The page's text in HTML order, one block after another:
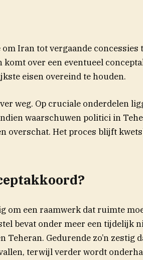
Iran tot vergaande concessies
over een eventueel
eisen overeind te houden.
weg. Op cruciale onderdelen
waarschuwen politici in
overschat. Het proces blijft
om een raamwerk dat ruimte
bevat onder meer een tijdelijk
Gedurende zo’n zestig
terwijl verder wordt